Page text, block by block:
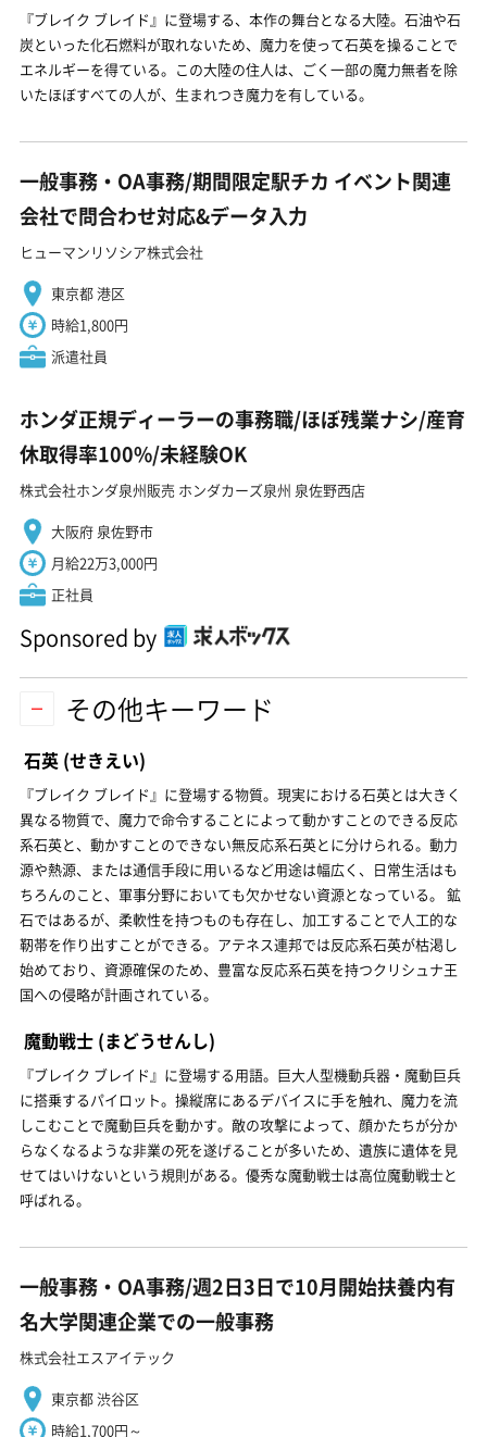
『ブレイク ブレイド』に登場する、本作の舞台となる大陸。石油や石
炭といった化石燃料が取れないため、魔力を使って石英を操ることで
エネルギーを得ている。この大陸の住人は、ごく一部の魔力無者を除
いたほぼすべての人が、生まれつき魔力を有している。
一般事務・OA事務/期間限定駅チカ イベント関連
会社で問合わせ対応&データ入力
ヒューマンリソシア株式会社
東京都 港区
時給1,800円
派遣社員
ホンダ正規ディーラーの事務職/ほぼ残業ナシ/産育
休取得率100%/未経験OK
株式会社ホンダ泉州販売 ホンダカーズ泉州 泉佐野西店
大阪府 泉佐野市
月給22万3,000円
正社員
Sponsored by
その他キーワード
石英 (せきえい)
『ブレイク ブレイド』に登場する物質。現実における石英とは大きく
異なる物質で、魔力で命令することによって動かすことのできる反応
系石英と、動かすことのできない無反応系石英とに分けられる。動力
源や熱源、または通信手段に用いるなど用途は幅広く、日常生活はも
ちろんのこと、軍事分野においても欠かせない資源となっている。 鉱
石ではあるが、柔軟性を持つものも存在し、加工することで人工的な
靭帯を作り出すことができる。アテネス連邦では反応系石英が枯渇し
始めており、資源確保のため、豊富な反応系石英を持つクリシュナ王
国への侵略が計画されている。
魔動戦士 (まどうせんし)
『ブレイク ブレイド』に登場する用語。巨大人型機動兵器・魔動巨兵
に搭乗するパイロット。操縦席にあるデバイスに手を触れ、魔力を流
しこむことで魔動巨兵を動かす。敵の攻撃によって、顔かたちが分か
らなくなるような非業の死を遂げることが多いため、遺族に遺体を見
せてはいけないという規則がある。優秀な魔動戦士は高位魔動戦士と
呼ばれる。
一般事務・OA事務/週2日3日で10月開始扶養内有
名大学関連企業での一般事務
株式会社エスアイテック
東京都 渋谷区
時給1,700円～